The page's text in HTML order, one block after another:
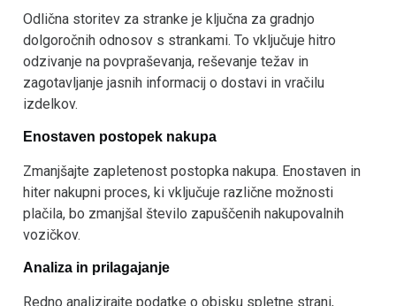
Odlična storitev za stranke je ključna za gradnjo
dolgoročnih odnosov s strankami. To vključuje hitro
odzivanje na povpraševanja, reševanje težav in
zagotavljanje jasnih informacij o dostavi in vračilu
izdelkov.
Enostaven postopek nakupa
Zmanjšajte zapletenost postopka nakupa. Enostaven in
hiter nakupni proces, ki vključuje različne možnosti
plačila, bo zmanjšal število zapuščenih nakupovalnih
vozičkov.
Analiza in prilagajanje
Redno analizirajte podatke o obisku spletne strani,